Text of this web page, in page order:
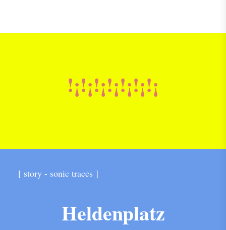
!¡!¡!¡!¡!¡!¡!¡
[ story - sonic traces ]
Heldenplatz